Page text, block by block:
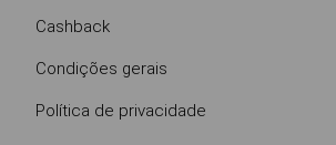
Cashback
Condições gerais
Política de privacidade